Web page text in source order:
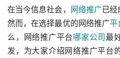
在当今信息社会， 网络推广已经
然而，在选择最优的网络推广平
么，网络推广平台哪家公司最
发，为大家介绍网络推广平台